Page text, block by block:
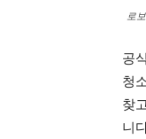
로
공
청
찾
니